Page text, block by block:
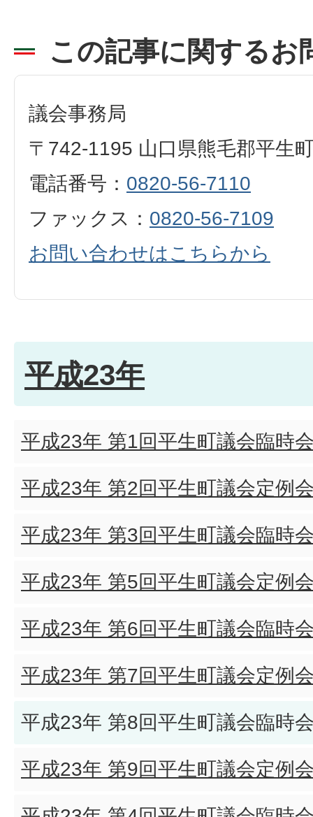
この記事に関するお
議会事務局
〒742-1195 山口県熊毛郡平生
電話番号： 0820-56-7110
ファックス： 0820-56-7109
お問い合わせはこちらから
平成23年
平成23年 第1回平生町議会臨時
平成23年 第2回平生町議会定例
平成23年 第3回平生町議会臨時
平成23年 第5回平生町議会定例
平成23年 第6回平生町議会臨時
平成23年 第7回平生町議会定例
平成23年 第8回平生町議会臨時
平成23年 第9回平生町議会定例